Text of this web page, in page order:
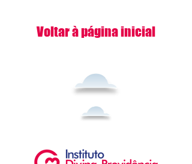
Voltar à página inicial